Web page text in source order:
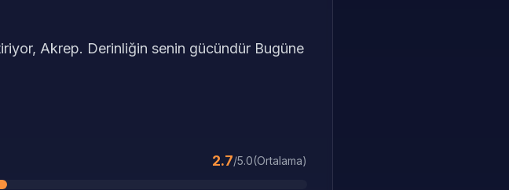
Akrep. Derinliğin senin gücündür Bugüne
2.7/5.0(Ortalama)